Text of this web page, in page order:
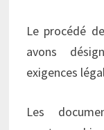
Le procédé
avons
exigences
Les